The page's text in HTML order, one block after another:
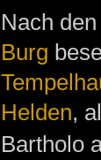
Nach
Burg
Helden,
Bartholo